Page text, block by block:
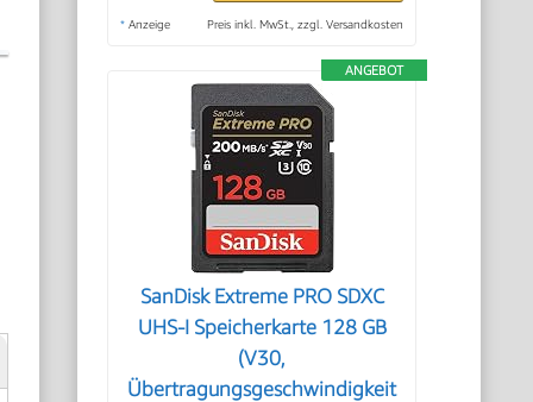
* Anzeige Preis inkl. MwSt., zzgl. Versandkosten
ANGEBOT
SanDisk Extreme PRO SDXC
UHS-I Speicherkarte 128 GB
(V30,
Übertragungsgeschwindigkeit